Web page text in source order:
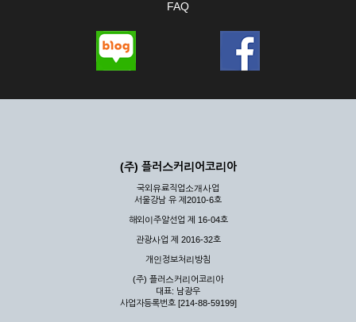
FAQ
(주) 플러스커리어코리아
국외유료직업소개사업
서울강남 유 제2010-6호
해외이주알선업 제 16-04호
관광사업 제 2016-32호
개인정보처리방침
(주) 플러스커리어코리아
대표: 남광우
사업자등록번호 [214-88-59199]